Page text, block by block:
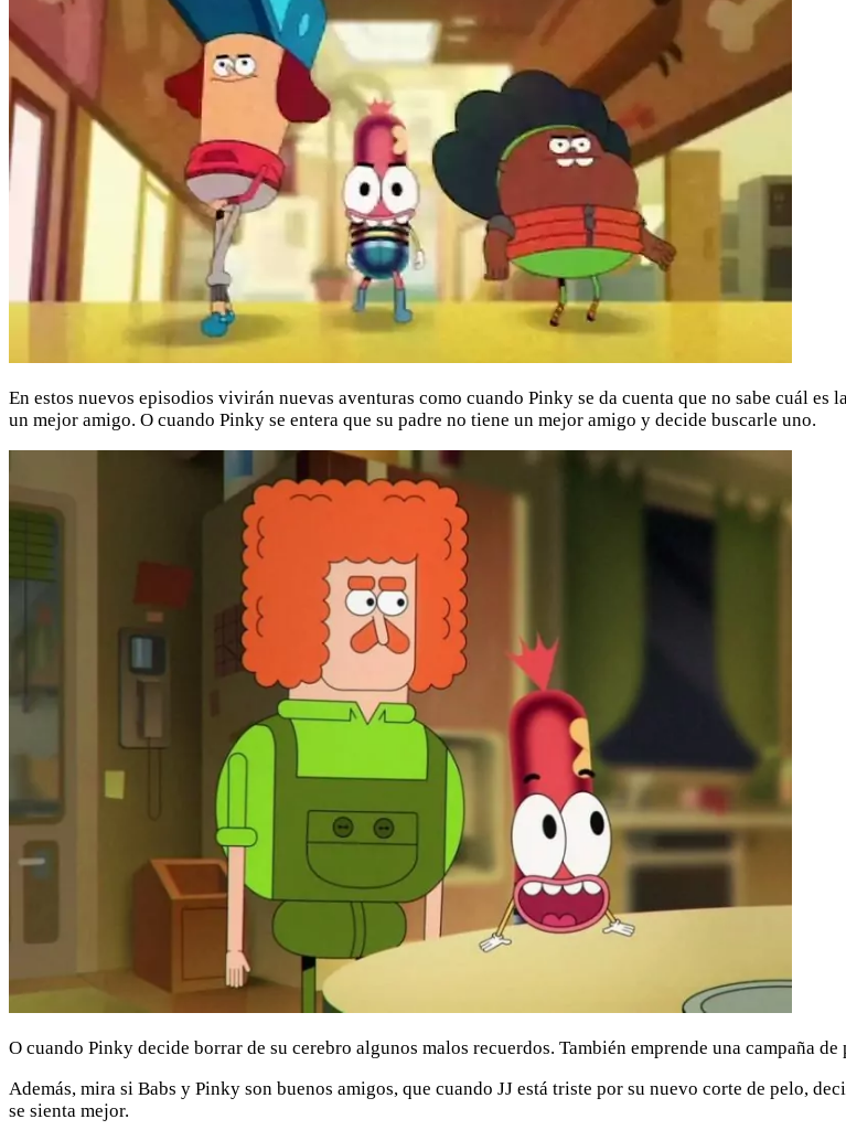
En estos nuevos episodios vivirán nuevas aventuras como cuando Pinky se da cuenta que no sabe cuál es
un mejor amigo. O cuando Pinky se entera que su padre no tiene un mejor amigo y decide buscarle uno.
O cuando Pinky decide borrar de su cerebro algunos malos recuerdos. También emprende una campaña
Además, mira si Babs y Pinky son buenos amigos, que cuando JJ está triste por su nuevo corte de pelo,
se sienta mejor.